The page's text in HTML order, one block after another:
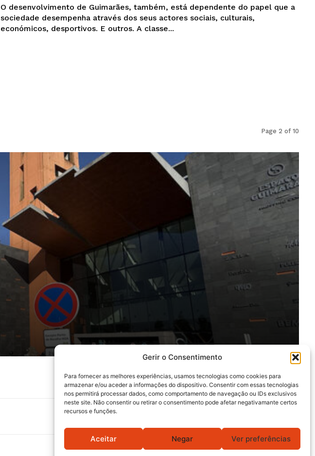
Gerir o Consentimento
Para fornecer as melhores experiências, usamos tecnologias como cookies para
armazenar e/ou aceder a informações do dispositivo. Consentir com essas tecnologias
nos permitirá processar dados, como comportamento de navegação ou IDs exclusivos
neste site. Não consentir ou retirar o consentimento pode afetar negativamante certos
recursos e funções.
Aceitar Negar Ver preferências
O desenvolvimento de Guimarães, também, está dependente do papel que a
sociedade desempenha através dos seus actores sociais, culturais,
económicos, desportivos. E outros. A classe...
Page 2 of 10